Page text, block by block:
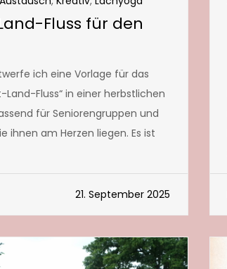
Fluss für den
ich eine Vorlage für das
Land-Fluss“ in einer herbstlichen
für Seniorengruppen und
ihnen am Herzen liegen. Es ist
21. September 2025